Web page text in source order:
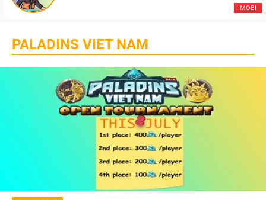
MOBI
PALADINS VIET NAM